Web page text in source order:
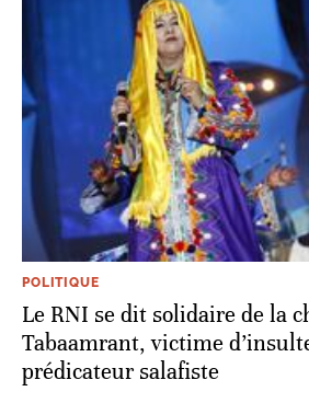
POLITIQUE
Le RNI se dit solidaire de la
Tabaamrant, victime
prédicateur salafiste